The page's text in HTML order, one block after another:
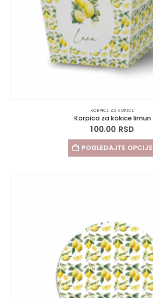
KORPICE ZA KOKICE
Korpica za kokice limun
100.00 RSD
POGLEDAJTE OPCIJE